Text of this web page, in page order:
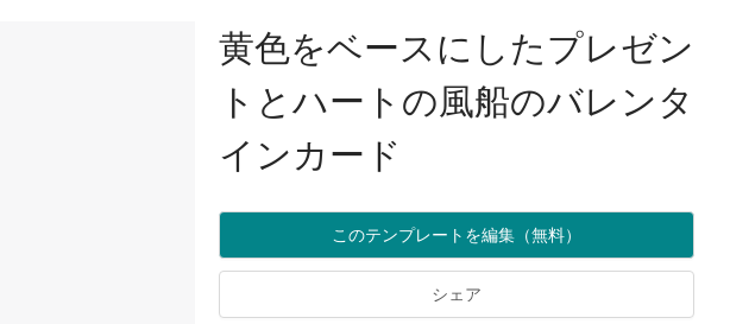
黄色をベースにしたプレゼン
トとハートの風船のバレンタ
インカード
このテンプレートを編集（無料）
シェア